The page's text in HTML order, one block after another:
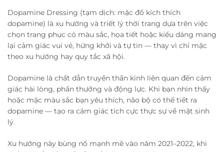
Dopamine Dressing (tạm dịch: mặc đồ kích thích
dopamine) là xu hướng và triết lý thời trang dựa trên việc
chọn trang phục có màu sắc, họa tiết hoặc kiểu dáng mang
lại cảm giác vui vẻ, hứng khởi và tự tin — thay vì chỉ mặc
theo xu hướng hay quy tắc xã hội.
Dopamine là chất dẫn truyền thần kinh liên quan đến cảm
giác hài lòng, phần thưởng và động lực. Khi bạn nhìn thấy
hoặc mặc màu sắc bạn yêu thích, não bộ có thể tiết ra
dopamine — tạo ra cảm giác tích cực thực sự về mặt sinh
lý.
Xu hướng này bùng nổ mạnh mẽ vào năm 2021–2022, khi